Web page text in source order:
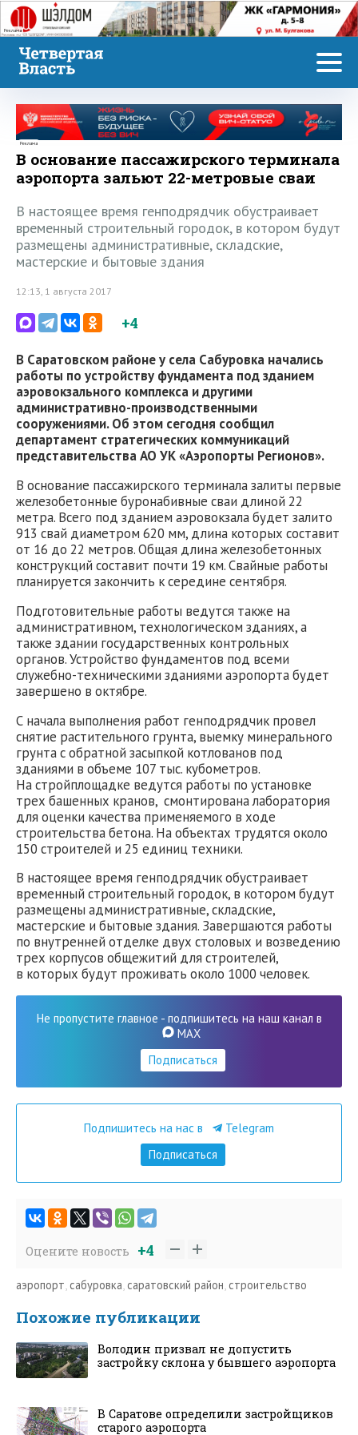
Реклама
Реклама
В основание пассажирского терминала
аэропорта зальют 22-метровые сваи
В настоящее время генподрядчик обустраивает
временный строительный городок, в котором будут
размещены административные, складские,
мастерские и бытовые здания
12:13, 1 августа 2017
+4
В Саратовском районе у села Сабуровка начались
работы по устройству фундамента под зданием
аэровокзального комплекса и другими
административно-производственными
сооружениями. Об этом сегодня сообщил
департамент стратегических коммуникаций
представительства АО УК «Аэропорты Регионов».
В основание пассажирского терминала залиты первые
железобетонные буронабивные сваи длиной 22
метра. Всего под зданием аэровокзала будет залито
913 свай диаметром 620 мм, длина которых составит
от 16 до 22 метров. Общая длина железобетонных
конструкций составит почти 19 км. Свайные работы
планируется закончить к середине сентября.
Подготовительные работы ведутся также на
административном, технологическом зданиях, а
также здании государственных контрольных
органов. Устройство фундаментов под всеми
служебно-техническими зданиями аэропорта будет
завершено в октябре.
С начала выполнения работ генподрядчик провел
снятие растительного грунта, выемку минерального
грунта с обратной засыпкой котлованов под
зданиями в объеме 107 тыс. кубометров.
На стройплощадке ведутся работы по установке
трех башенных кранов, смонтирована лаборатория
для оценки качества применяемого в ходе
строительства бетона. На объектах трудятся около
150 строителей и 25 единиц техники.
В настоящее время генподрядчик обустраивает
временный строительный городок, в котором будут
размещены административные, складские,
мастерские и бытовые здания. Завершаются работы
по внутренней отделке двух столовых и возведению
трех корпусов общежитий для строителей,
в которых будут проживать около 1000 человек.
Не пропустите главное - подпишитесь на наш канал в
MAX
Подписаться
Подпишитесь на нас в
Telegram
Подписаться
Оцените новость +4
аэропорт сабуровка саратовский район строительство
Похожие публикации
Володин призвал не допустить
застройку склона у бывшего аэропорта
В Саратове определили застройщиков
старого аэропорта